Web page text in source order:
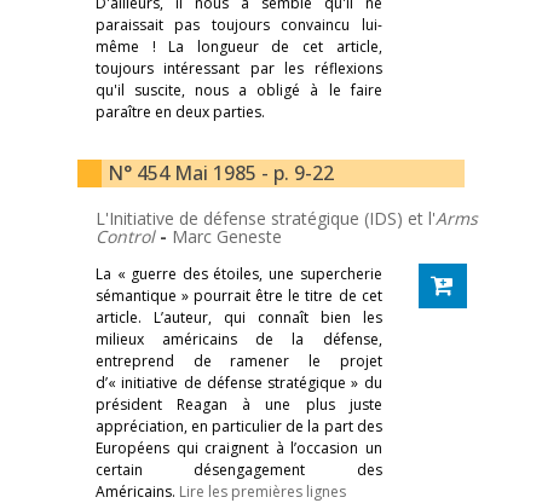
paraissait pas toujours convaincu lui-
même ! La longueur de cet article,
toujours intéressant par les réflexions
qu'il suscite, nous a obligé à le faire
paraître en deux parties.
N° 454 Mai 1985 - p. 9-22
L'Initiative de défense stratégique (IDS) et l'Arms
Control - Marc Geneste
La « guerre des étoiles, une supercherie
sémantique » pourrait être le titre de cet
article. L’auteur, qui connaît bien les
milieux américains de la défense,
entreprend de ramener le projet
d’« initiative de défense stratégique » du
président Reagan à une plus juste
appréciation, en particulier de la part des
Européens qui craignent à l’occasion un
certain désengagement des
Américains. Lire les premières lignes